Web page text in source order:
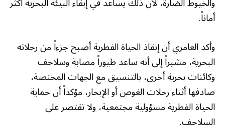
أماناً.
وأكد العامري أن إنقاذ الحياة الفطرية أصبح جزءاً من رحلاته
البحرية، مشيراً إلى أنه ساعد طيوراً مصابة وسلاحف
وكائنات بحرية أخرى، بالتنسيق مع الجهات المختصة،
صادفها أثناء رحلات الغوص أو الإبحار، مؤكداً أن حماية
الحياة الفطرية مسؤولية مجتمعية، ولا تقتصر على
السلاحف.